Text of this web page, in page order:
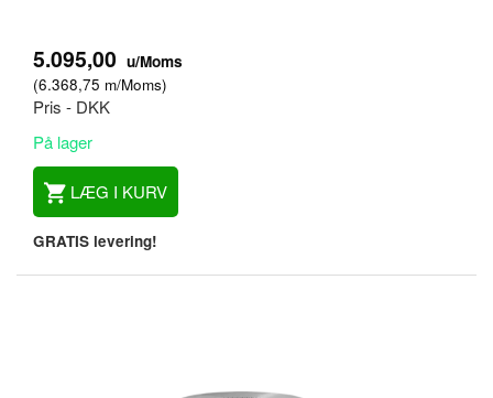
5.095,00 u/Moms
(6.368,75 m/Moms)
Pris - DKK
På lager
LÆG I KURV
GRATIS levering!